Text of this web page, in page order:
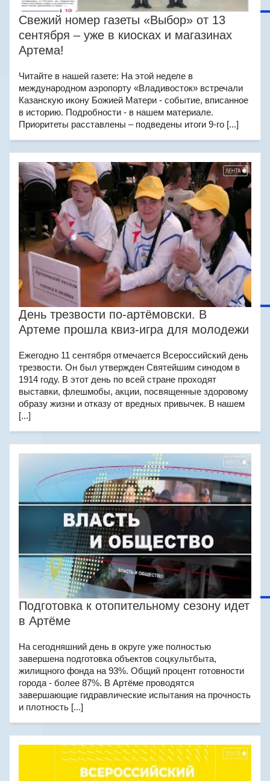
Свежий номер газеты «Выбор» от 13
сентября – уже в киосках и магазинах
Артема!
Читайте в нашей газете: На этой неделе в
международном аэропорту «Владивосток» встречали
Казанскую икону Божией Матери - событие, вписанное
в историю. Подробности - в нашем материале.
Приоритеты расставлены – подведены итоги 9-го [...]
День трезвости по-артёмовски. В
Артеме прошла квиз-игра для молодежи
Ежегодно 11 сентября отмечается Всероссийский день
трезвости. Он был утвержден Святейшим синодом в
1914 году. В этот день по всей стране проходят
выставки, флешмобы, акции, посвященные здоровому
образу жизни и отказу от вредных привычек. В нашем
[...]
Подготовка к отопительному сезону идет
в Артёме
На сегодняшний день в округе уже полностью
завершена подготовка объектов соцкультбыта,
жилищного фонда на 93%. Общий процент готовности
города - более 87%. В Артёме проводятся
завершающие гидравлические испытания на прочность
и плотность [...]